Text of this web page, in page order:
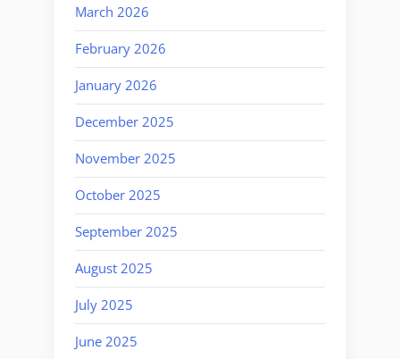
March 2026
February 2026
January 2026
December 2025
November 2025
October 2025
September 2025
August 2025
July 2025
June 2025